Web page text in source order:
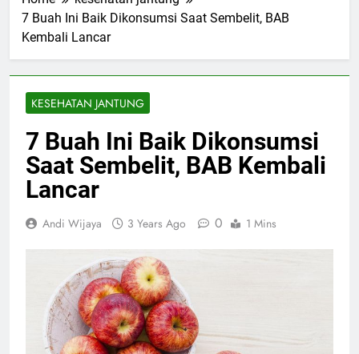
7 Buah Ini Baik Dikonsumsi Saat Sembelit, BAB
Kembali Lancar
KESEHATAN JANTUNG
7 Buah Ini Baik Dikonsumsi
Saat Sembelit, BAB Kembali
Lancar
Andi Wijaya 3 Years Ago 0 1 Mins